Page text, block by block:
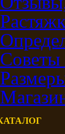
Советы